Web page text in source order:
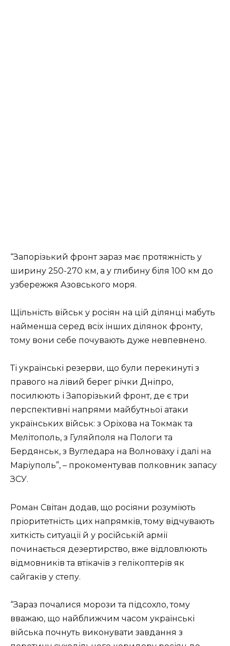
“Запорізький фронт зараз має протяжність у
ширину 250-270 км, а у глибину біля 100 км до
узбережжя Азовського моря.
Щільність військ у росіян на цій ділянці мабуть
найменша серед всіх інших ділянок фронту,
тому вони себе почувають дуже невпевнено.
Ті українські резерви, що були перекинуті з
правого на лівий берег річки Дніпро,
посилюють і Запорізький фронт, де є три
перспективні напрями майбутньої атаки
українських військ: з Оріхова на Токмак та
Мелітополь, з Гуляйполя на Пологи та
Бердянськ, з Вугледара на Волноваху і далі на
Маріуполь”, – прокоментував полковник запасу
ЗСУ.
Роман Світан додав, що росіяни розуміють
пріоритетність цих напрямків, тому відчувають
хиткість ситуації й у російській армії
починається дезертирство, вже відловлюють
відмовників та втікачів з гелікоптерів як
сайгаків у степу.
“Зараз почалися морози та підсохло, тому
вважаю, що найближчим часом українські
війська почнуть виконувати завдання з